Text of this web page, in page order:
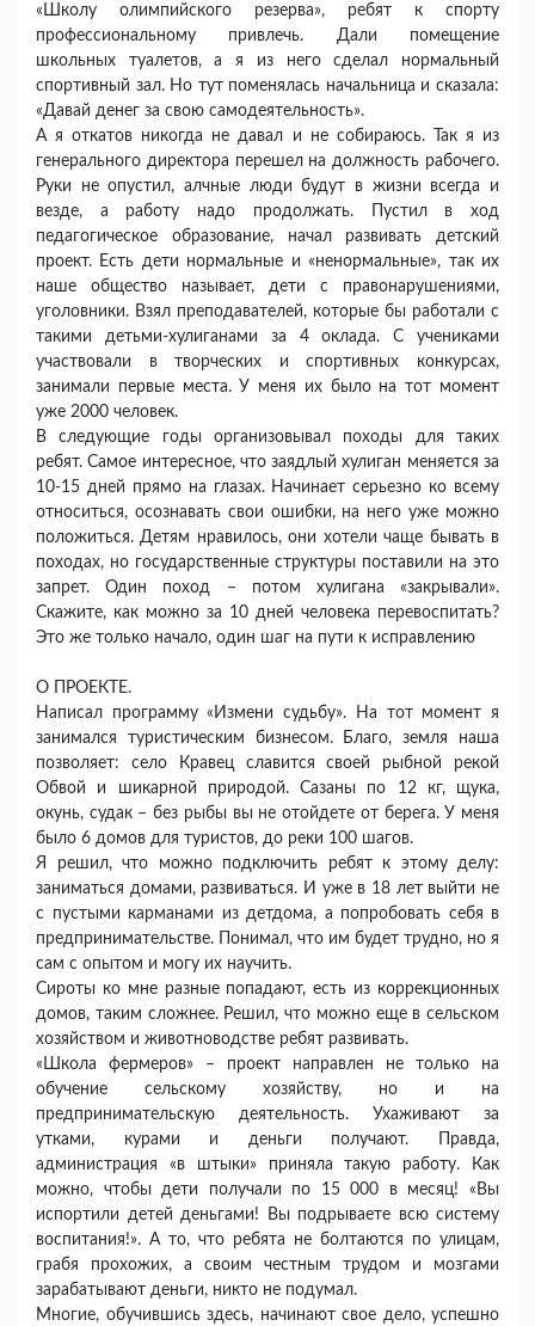
«Школу олимпийского резерва», ребят к спорту
профессиональному привлечь. Дали помещение
школьных туалетов, а я из него сделал нормальный
спортивный зал. Но тут поменялась начальница и сказала:
«Давай денег за свою самодеятельность».
А я откатов никогда не давал и не собираюсь. Так я из
генерального директора перешел на должность рабочего.
Руки не опустил, алчные люди будут в жизни всегда и
везде, а работу надо продолжать. Пустил в ход
педагогическое образование, начал развивать детский
проект. Есть дети нормальные и «ненормальные», так их
наше общество называет, дети с правонарушениями,
уголовники. Взял преподавателей, которые бы работали с
такими детьми-хулиганами за 4 оклада. С учениками
участвовали в творческих и спортивных конкурсах,
занимали первые места. У меня их было на тот момент
уже 2000 человек.
В следующие годы организовывал походы для таких
ребят. Самое интересное, что заядлый хулиган меняется за
10-15 дней прямо на глазах. Начинает серьезно ко всему
относиться, осознавать свои ошибки, на него уже можно
положиться. Детям нравилось, они хотели чаще бывать в
походах, но государственные структуры поставили на это
запрет. Один поход – потом хулигана «закрывали».
Скажите, как можно за 10 дней человека перевоспитать?
Это же только начало, один шаг на пути к исправлению
О ПРОЕКТЕ.
Написал программу «Измени судьбу». На тот момент я
занимался туристическим бизнесом. Благо, земля наша
позволяет: село Кравец славится своей рыбной рекой
Обвой и шикарной природой. Сазаны по 12 кг, щука,
окунь, судак – без рыбы вы не отойдете от берега. У меня
было 6 домов для туристов, до реки 100 шагов.
Я решил, что можно подключить ребят к этому делу:
заниматься домами, развиваться. И уже в 18 лет выйти не
с пустыми карманами из детдома, а попробовать себя в
предпринимательстве. Понимал, что им будет трудно, но я
сам с опытом и могу их научить.
Сироты ко мне разные попадают, есть из коррекционных
домов, таким сложнее. Решил, что можно еще в сельском
хозяйством и животноводстве ребят развивать.
«Школа фермеров» – проект направлен не только на
обучение сельскому хозяйству, но и на
предпринимательскую деятельность. Ухаживают за
утками, курами и деньги получают. Правда,
администрация «в штыки» приняла такую работу. Как
можно, чтобы дети получали по 15 000 в месяц! «Вы
испортили детей деньгами! Вы подрываете всю систему
воспитания!». А то, что ребята не болтаются по улицам,
грабя прохожих, а своим честным трудом и мозгами
зарабатывают деньги, никто не подумал.
Многие, обучившись здесь, начинают свое дело, успешно